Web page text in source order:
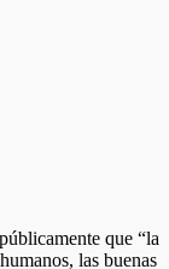
que “la
las buenas